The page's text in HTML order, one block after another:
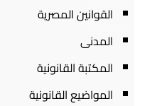
القوانين المصرية
المدنى
المكتبة القانونية
المواضيع القانونية